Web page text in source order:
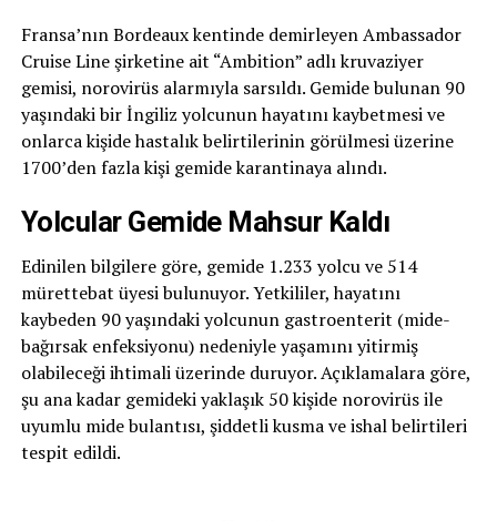
Fransa’nın Bordeaux kentinde demirleyen Ambassador
Cruise Line şirketine ait “Ambition” adlı kruvaziyer
gemisi, norovirüs alarmıyla sarsıldı. Gemide bulunan 90
yaşındaki bir İngiliz yolcunun hayatını kaybetmesi ve
onlarca kişide hastalık belirtilerinin görülmesi üzerine
1700’den fazla kişi gemide karantinaya alındı.
Yolcular Gemide Mahsur Kaldı
Edinilen bilgilere göre, gemide 1.233 yolcu ve 514
mürettebat üyesi bulunuyor. Yetkililer, hayatını
kaybeden 90 yaşındaki yolcunun gastroenterit (mide-
bağırsak enfeksiyonu) nedeniyle yaşamını yitirmiş
olabileceği ihtimali üzerinde duruyor. Açıklamalara göre,
şu ana kadar gemideki yaklaşık 50 kişide norovirüs ile
uyumlu mide bulantısı, şiddetli kusma ve ishal belirtileri
tespit edildi.